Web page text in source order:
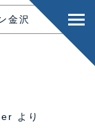
金沢
より